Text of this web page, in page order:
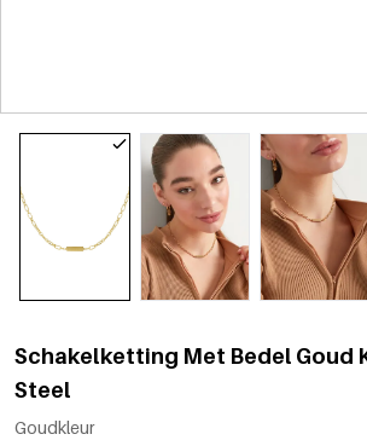
Schakelketting Met Bedel Goud
Steel
Goudkleur